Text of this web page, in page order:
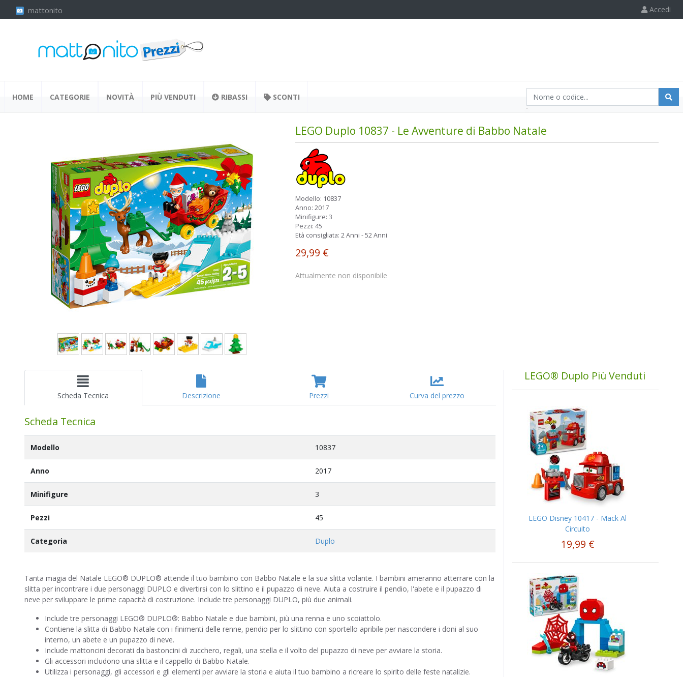
mattonito Accedi
HOME CATEGORIE NOVITÀ PIÙ VENDUTI RIBASSI SCONTI
LEGO Duplo 10837 - Le Avventure di Babbo Natale
Modello: 10837
Anno: 2017
Minifigure: 3
Pezzi: 45
Età consigliata: 2 Anni - 52 Anni
29,99 €
Attualmente non disponibile
Scheda Tecnica Descrizione Prezzi Curva del prezzo
Scheda Tecnica
Modello 10837
Anno 2017
Minifigure 3
Pezzi 45
Categoria Duplo
Tanta magia del Natale LEGO® DUPLO® attende il tuo bambino con Babbo Natale e la sua slitta volante. I bambini ameranno atterrare con la
slitta per incontrare i due personaggi DUPLO e divertirsi con lo slittino e il pupazzo di neve. Aiuta a costruire il pendio, l'abete e il pupazzo di
neve per sviluppare le prime capacità di costruzione. Include tre personaggi DUPLO, più due animali.
Include tre personaggi LEGO® DUPLO®: Babbo Natale e due bambini, più una renna e uno scoiattolo.
Contiene la slitta di Babbo Natale con i finimenti delle renne, pendio per lo slittino con sportello apribile per nascondere i doni al suo
interno, un abete e un pupazzo di neve.
Include mattoncini decorati da bastoncini di zucchero, regali, una stella e il volto del pupazzo di neve per avviare la storia.
Gli accessori includono una slitta e il cappello di Babbo Natale.
Utilizza i personaggi, gli accessori e gli elementi per avviare la storia e aiuta il tuo bambino a ricreare lo spirito delle feste natalizie.
LEGO® Duplo Più Venduti
LEGO Disney 10417 - Mack Al
Circuito
19,99 €